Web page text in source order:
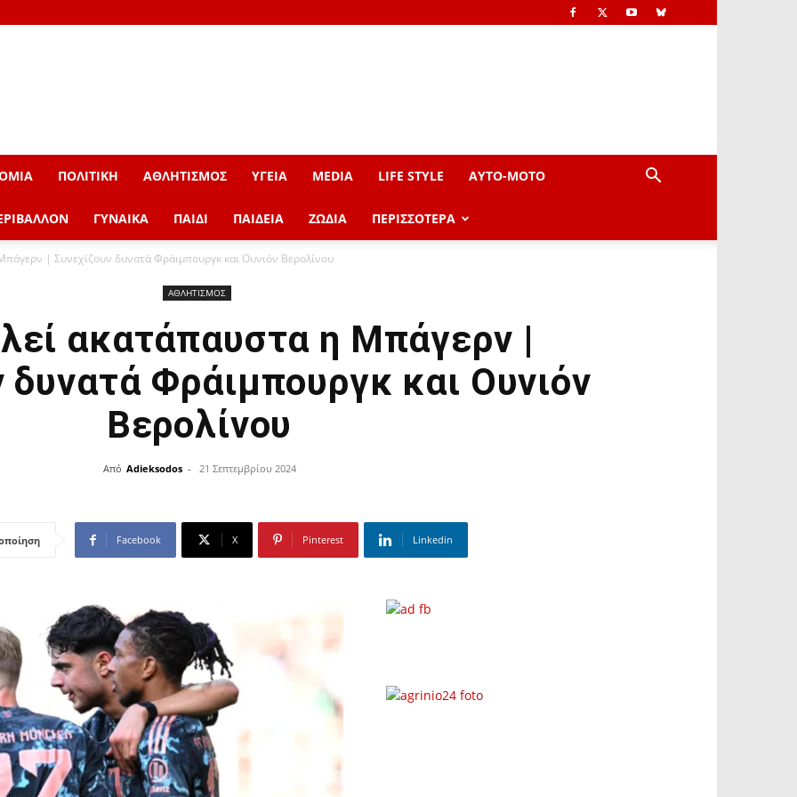
ΠΟΛΙΤΙΚΗ ΑΘΛΗΤΙΣΜΟΣ ΥΓΕΙΑ MEDIA LIFE STYLE AYTO-ΜOTO
ΓΥΝΑΙΚΑ ΠΑΙΔΙ ΠΑΙΔΕΙΑ ΖΩΔΙΑ ΠΕΡΙΣΣΟΤΕΡΑ
| Συνεχίζουν δυνατά Φράιμπουργκ και Ουνιόν Βερολίνου
ΑΘΛΗΤΙΣΜΟΣ
ακατάπαυστα η Μπάγερν |
δυνατά Φράιμπουργκ και Ουνιόν
Βερολίνου
Από Adieksodos - 21 Σεπτεμβρίου 2024
Facebook X Pinterest Linkedin